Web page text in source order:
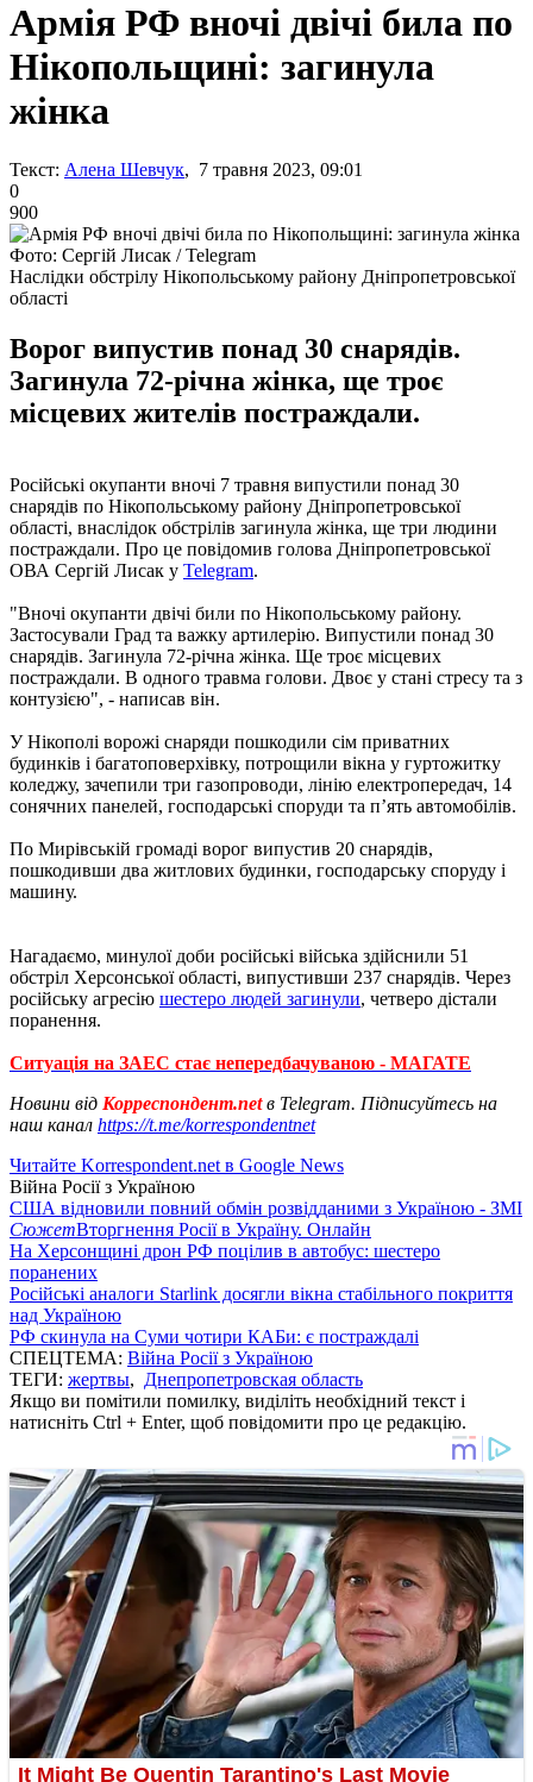
Армія РФ вночі двічі била по
Нікопольщині: загинула
жінка
Текст: Алена Шевчук, 7 травня 2023, 09:01
0
900
Фото: Сергій Лисак / Telegram
Наслідки обстрілу Нікопольському району Дніпропетровської
області
Ворог випустив понад 30 снарядів.
Загинула 72-річна жінка, ще троє
місцевих жителів постраждали.
Російські окупанти вночі 7 травня випустили понад 30
снарядів по Нікопольському району Дніпропетровської
області, внаслідок обстрілів загинула жінка, ще три людини
постраждали. Про це повідомив голова Дніпропетровської
ОВА Сергій Лисак у Telegram.
"Вночі окупанти двічі били по Нікопольському району.
Застосували Град та важку артилерію. Випустили понад 30
снарядів. Загинула 72-річна жінка. Ще троє місцевих
постраждали. В одного травма голови. Двоє у стані стресу та з
контузією", - написав він.
У Нікополі ворожі снаряди пошкодили сім приватних
будинків і багатоповерхівку, потрощили вікна у гуртожитку
коледжу, зачепили три газопроводи, лінію електропередач, 14
сонячних панелей, господарські споруди та п’ять автомобілів.
По Мирівській громаді ворог випустив 20 снарядів,
пошкодивши два житлових будинки, господарську споруду і
машину.
Нагадаємо, минулої доби російські війська здійснили 51
обстріл Херсонської області, випустивши 237 снарядів. Через
російську агресію шестеро людей загинули, четверо дістали
поранення.
Ситуація на ЗАЕС стає непередбачуваною - МАГАТЕ
Новини від Корреспондент.netв Telegram. Підписуйтесь на
наш канал https://t.me/korrespondentnet
Читайте Korrespondent.net в Google News
Війна Росії з Україною
США відновили повний обмін розвідданими з Україною - ЗМІ
СюжетВторгнення Росії в Україну. Онлайн
На Херсонщині дрон РФ поцілив в автобус: шестеро
поранених
Російські аналоги Starlink досягли вікна стабільного покриття
над Україною
РФ скинула на Суми чотири КАБи: є постраждалі
СПЕЦТЕМА: Війна Росії з Україною
ТЕГИ: жертвы, Днепропетровская область
Якщо ви помітили помилку, виділіть необхідний текст і
натисніть Ctrl + Enter, щоб повідомити про це редакцію.